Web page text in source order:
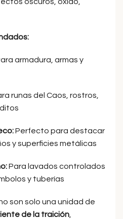
armadura, armas y
runas del Caos, rostros,
Perfecto para destacar
y superficies metálicas
Para lavados controlados
y tuberías
son solo una unidad de
de la traición